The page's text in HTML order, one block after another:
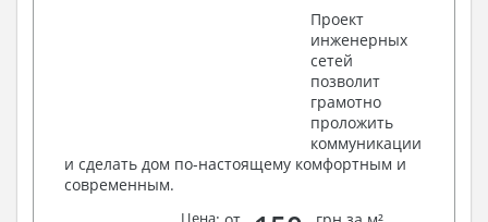
Разрезы и состав конструкций
Фасады с ведомостью внешних отделок
Элементы проемов – спецификация
Ведомость перемычек – сечения и
Объемы основных строительных материалов
Архитектурные узлы в конструкциях
2. Конструктивный раздел:
Проект
инженерных
сетей
позволит
грамотно
проложить
коммуникации
и сделать дом по-настоящему комфортным и
современным.